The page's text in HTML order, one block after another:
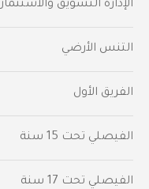
الإدارة التسويق والاستثمار
التنس الأرضي
الفريق الأول
الفيصلي‬⁩ تحت 15 سنة
‫الفيصلي‬⁩ تحت 17 سنة